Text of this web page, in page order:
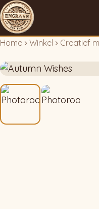
Home Winkel Creatief